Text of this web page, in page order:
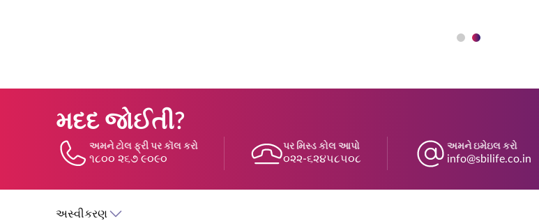
મદદ જોઈતી?
અમને ટોલ ફ્રી પર કૉલ કરો
૧૮૦૦ ૨૬૭ ૯૦૯૦
પર મિસ્ડ કોલ આપો
૦૨૨-૬૨૪૫૮૫૦૮
અમને ઇમેઇલ કરો
info@sbilife.co.in
અસ્વીકરણ